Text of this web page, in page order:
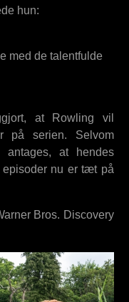
hun:
med de talentfulde
at Rowling vil
på serien. Selvom
at hendes
episoder nu er tæt på
Bros. Discovery